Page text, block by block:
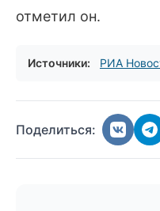
отметил он.
Источники: РИА
Поделиться: